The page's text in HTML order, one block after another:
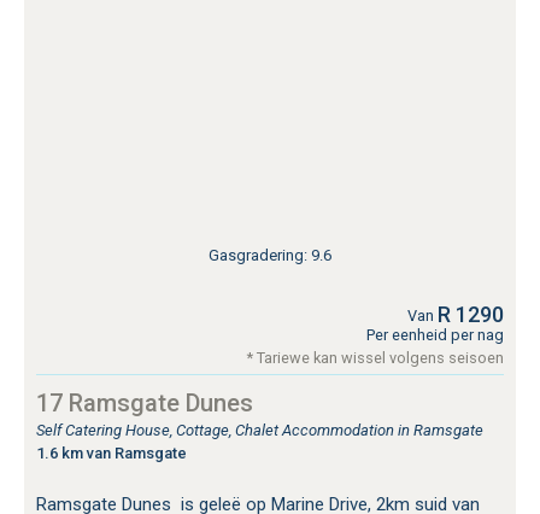
Gasgradering: 9.6
Van R 1290
Per eenheid per nag
* Tariewe kan wissel volgens seisoen
17 Ramsgate Dunes
Self Catering House, Cottage, Chalet Accommodation in Ramsgate
1.6 km van Ramsgate
Ramsgate Dunes is geleë op Marine Drive, 2km suid van